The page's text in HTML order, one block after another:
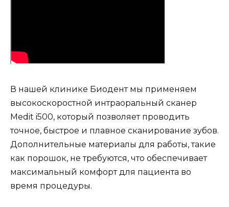
В нашей клинике Биодент мы применяем
высокоскоростной интраоральный сканер
Medit i500, который позволяет проводить
точное, быстрое и плавное сканирование зубов.
Дополнительные материалы для работы, такие
как порошок, не требуются, что обеспечивает
максимальный комфорт для пациента во
время процедуры.